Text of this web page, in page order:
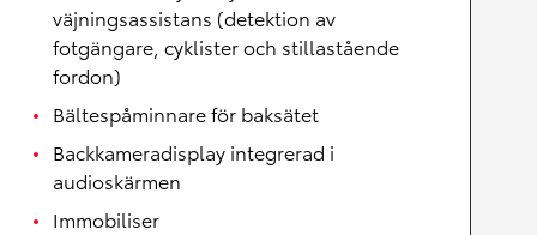
väjningsassistans (detektion av
fotgängare, cyklister och stillastående
fordon)
Bältespåminnare för baksätet
Backkameradisplay integrerad i
audioskärmen
Immobiliser